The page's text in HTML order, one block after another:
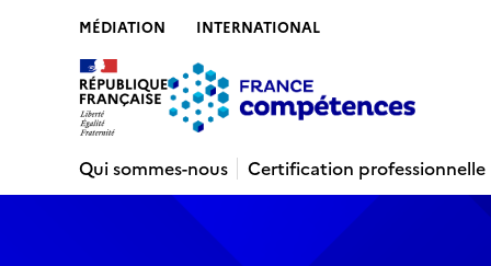
MÉDIATION INTERNATIONAL
Qui sommes-nous
Certification professionnelle